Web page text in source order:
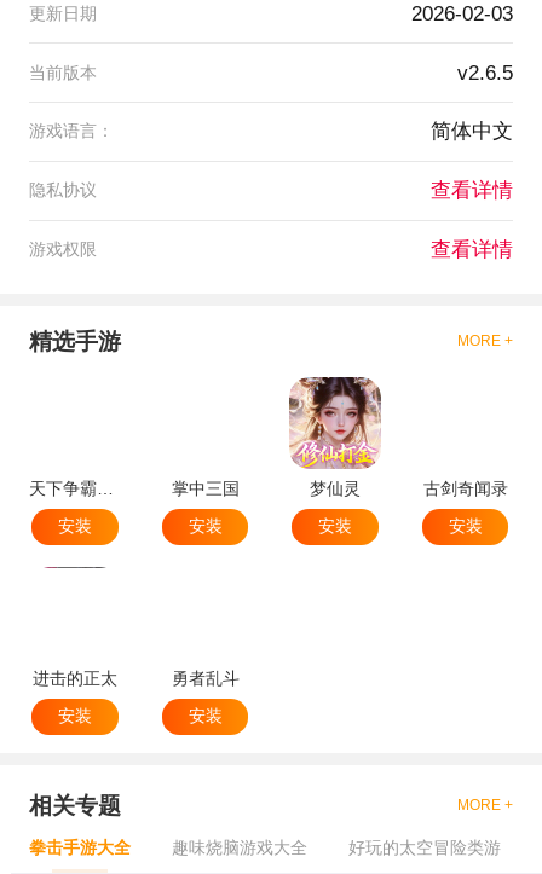
更新日期 2026-02-03
当前版本 v2.6.5
游戏语言： 简体中文
隐私协议 查看详情
游戏权限 查看详情
精选手游 MORE +
天下争霸三国志
安装
掌中三国
安装
梦仙灵
安装
古剑奇闻录
安装
进击的正太
安装
勇者乱斗
安装
相关专题 MORE +
拳击手游大全 趣味烧脑游戏大全 好玩的太空冒险类游